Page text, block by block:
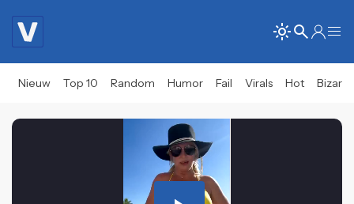
Nieuw Top 10 Random Humor Fail Virals Hot Bizar